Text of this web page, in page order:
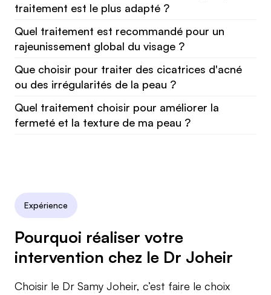
Expérience
Pourquoi réaliser votre
intervention chez le Dr Joheir
Choisir le Dr Samy Joheir, c’est faire le choix
traitement est le plus adapté ?
Quel traitement est recommandé pour un
rajeunissement global du visage ?
Que choisir pour traiter des cicatrices d'acné
ou des irrégularités de la peau ?
Quel traitement choisir pour améliorer la
fermeté et la texture de ma peau ?